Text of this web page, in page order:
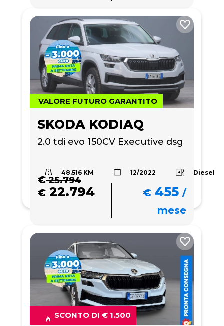
VALORE FUTURO GARANTITO
SKODA KODIAQ
2.0 tdi evo 150CV Executive dsg
48.516 KM 12/2022 Diesel
€25.794
€ 22.794 € 455 /
mese
SCONTO DI € 1.500